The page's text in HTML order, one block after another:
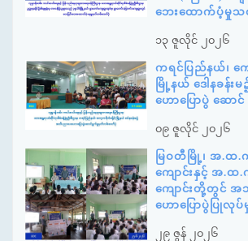
ဘေးထောက်ပံ့မှုသ
၁၃ ဇူလိုင် ၂၀၂၆
ကရင်ပြည်နယ်၊
မြို့နယ် ဒေါနခန်း
ဟောပြောပွဲ ဆေ
၀၉ ဇူလိုင် ၂၀၂၆
မြဝတီမြို့၊ အ.ထ.
ကျောင်းနှင့် အ.ထ.
ကျောင်းတို့တွင် အ
ဟောပြောပွဲပြုလု
၂၉ ဇွန် ၂၀၂၆